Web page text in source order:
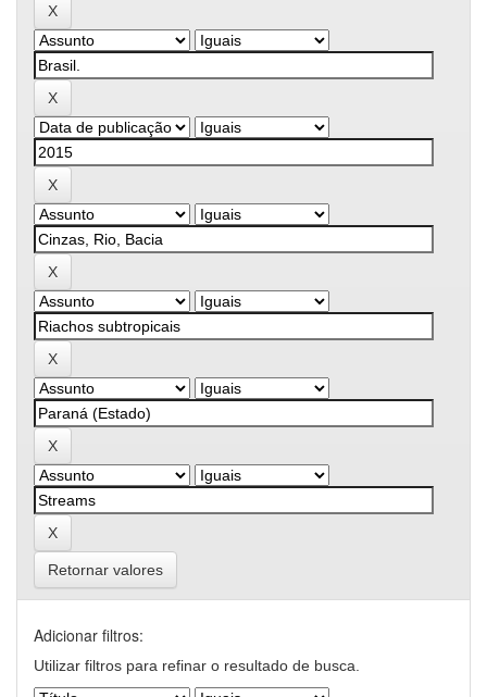
Retornar valores
Adicionar filtros:
Utilizar filtros para refinar o resultado de busca.